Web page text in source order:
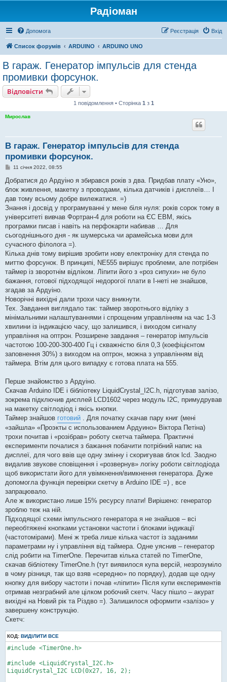
Радіоман
Допомога Вхід
Реєстрація
Список форумів ARDUINO ARDUINO UNO
В гараж. Генератор імпульсів для стенда
промивки форсунок.
Відповісти
1 повідомлення • Сторінка 1 з 1
Мирослав
В гараж. Генератор імпульсів для стенда
промивки форсунок.
П
в
д
о
л
е
н
я
11 січня 2022, 08:55
Добратися до Ардуіно я збирався років з два. Придбав плату «Уно»,
блок живлення, макетку з проводами, кілька датчиків і дисплеїв… І
дав тому всьому добре вилежатися. =)
Знання і досвід у програмуванні у мене біля нуля: років сорок тому в
університеті вивчав Фортран-4 для роботи на ЄС ЕВМ, якісь
програмки писав і навіть на перфокарти набивав … Для
сьогоднішнього дня - як шумерська чи арамейська мови для
сучасного філолога =).
Кілька днів тому вирішив зробити нову електроніку для стенда по
миттю форсунок. В принципі, NE555 вирішує проблеми, але потрібен
таймер із зворотнім відліком. Ліпити його з «роз сипухи» не було
бажання, готової підходящої недорогої плати в І-неті не знайшов,
згадав за Ардуіно.
Новорічні вихідні дали трохи часу вникнути.
Тех. Завдання виглядало так: таймер зворотнього відліку з
мінімальними налаштуваннями і спрощеним управлінням на час 1-3
хвилини із індикацією часу, що залишився, і виходом сигналу
управління на оптрон. Розширене завдання – генератор імпульсів
частотою 100-200-300-400 Гц і скважністю біля 0,3 (коефіцієнтом
заповнення 30%) з виходом на оптрон, можна з управлінням від
таймера. Втім для цього випадку є готова плата на 555.
Перше знайомство з Ардуіно.
Скачав Arduino IDE і бібліотеку LiquidCrystal_I2C.h, підготував залізо,
зокрема підключив дисплей LCD1602 через модуль І2С, примудрував
на макетку світлодіод і якісь кнопки.
Таймер знайшов готовий . Для початку скачав пару книг (мені
«зайшла» «Проэкты с использованием Ардуино» Віктора Петіна)
трохи почитав і «розібрав» роботу скетча таймера. Практичні
експерименти почалися з бажання побачити потрібний напис на
дисплеї, для чого ввів ще одну змінну і скоригував блок lcd. Заодно
видалив звукове сповіщення і «розвернув» логіку роботи світлодіода
щоб використати його для увімкнення/вимкнення генератора. Дуже
допомогла функція перевірки скетчу в Arduino IDE =) , все
запрацювало.
Але ж використано лише 15% ресурсу плати! Вирішено: генератор
зроблю теж на ній.
Підходящої схеми імпульсного генератора я не знайшов – всі
переобтяжені кнопками установки частоти і блоками індикації
(частотомірами). Мені ж треба лише кілька частот із заданими
параметрами ну і управління від таймера. Одне уяснив – генератор
слід робити на TimerOne. Перечитав кілька статей по TimerOne,
скачав бібліотеку TimerOne.h (тут виявилося купа версій, незрозуміло
в чому різниця, так що взяв «середню» по порядку), додав ще одну
кнопку для вибору частоти і почав «ліпити» Після купи експериментів
отримав незграбний але цілком робочий скетч. Часу пішло – акурат
вихідні на Новий рік та Різдво =). Залишилося оформити «залізо» у
завершену конструкцію.
Скетч:
КОД: ВИДІЛИТИ ВСЕ
#include <TimerOne.h>
#include <LiquidCrystal_I2C.h>
LiquidCrystal_I2C LCD(0x27, 16, 2);